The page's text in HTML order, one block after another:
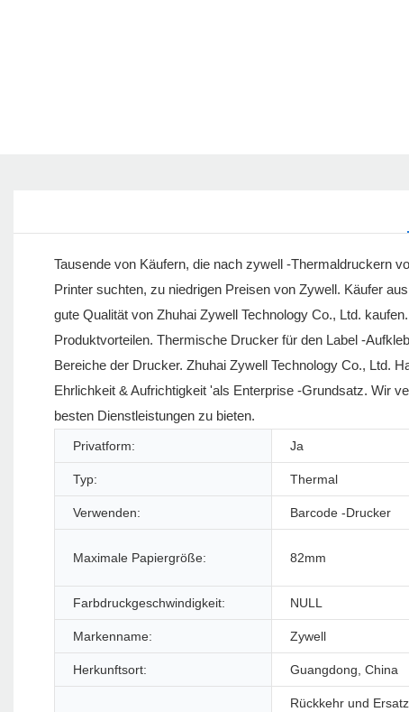
Tausende von Käufern, die nach zywell -Thermaldruckern
Printer suchten, zu niedrigen Preisen von Zywell. Käufer
gute Qualität von Zhuhai Zywell Technology Co., Ltd.
Produktvorteilen. Thermische Drucker für den Label -
Bereiche der Drucker. Zhuhai Zywell Technology Co., Ltd.
Ehrlichkeit & Aufrichtigkeit 'als Enterprise -Grundsatz. Wir
besten Dienstleistungen zu bieten.
Privatform: Ja
Typ: Thermal
Verwenden: Barcode -Drucker
Maximale Papiergröße: 82mm
Farbdruckgeschwindigkeit: NULL
Markenname: Zywell
Herkunftsort: Guangdong, China
Rückkehr und